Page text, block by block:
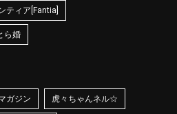
ティア[Fantia]
ら婚
ガジン 虎々ちゃんネル☆